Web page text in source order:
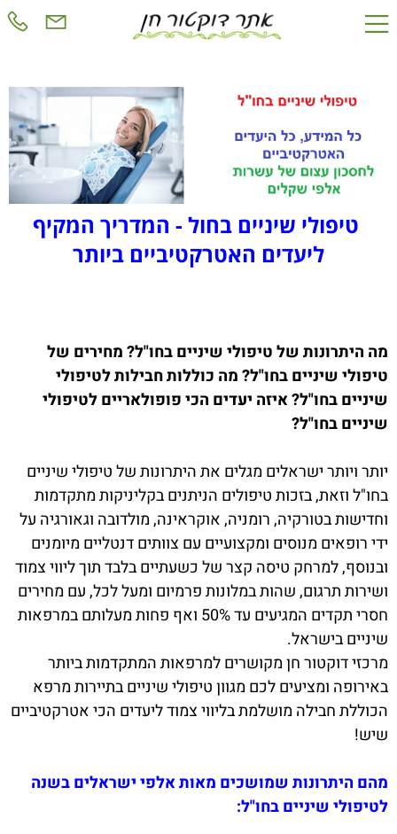
טיפולי שיניים בחול - המדריך המקיף
ליעדים האטרקטיביים ביותר
מה היתרונות של טיפולי שיניים בחו"ל? מחירים של
טיפולי שיניים בחו"ל? מה כוללות חבילות לטיפולי
שיניים בחו"ל? איזה יעדים הכי פופולאריים לטיפולי
שיניים בחו"ל?
יותר ויותר ישראלים מגלים את היתרונות של טיפולי שיניים
בחו"ל וזאת, בזכות טיפולים הניתנים בקליניקות מתקדמות
וחדישות בטורקיה, רומניה, אוקראינה, מולדובה וגאורגיה על
ידי רופאים מנוסים ומקצועיים עם צוותים דנטליים מיומנים
ובנוסף, למרחק טיסה קצר של כשעתיים בלבד תוך ליווי צמוד
ושירות תרגום, שהות במלונות פרמיום ומעל לכל, עם מחירים
חסרי תקדים המגיעים עד 50% ואף פחות מעלותם במרפאות
שיניים בישראל.
מרכזי דוקטור חן מקושרים למרפאות המתקדמות ביותר
באירופה ומציעים לכם מגוון טיפולי שיניים בתיירות מרפא
הכוללת חבילה מושלמת בליווי צמוד ליעדים הכי אטרקטיביים
שיש!
מהם היתרונות שמושכים מאות אלפי ישראלים בשנה
לטיפולי שיניים בחו"ל: